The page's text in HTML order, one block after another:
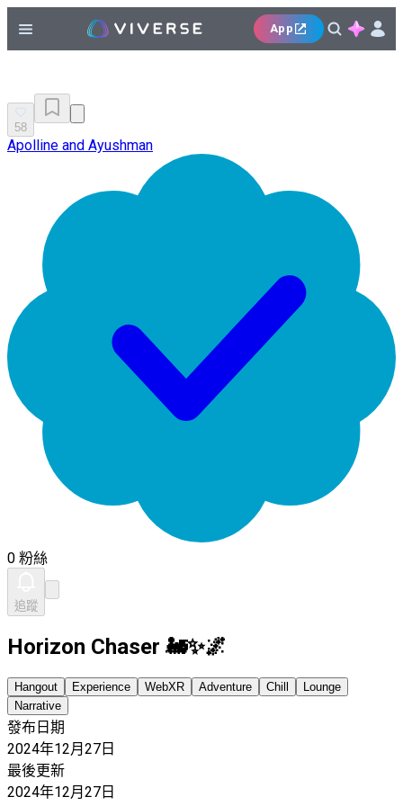
App
58
Apolline and Ayushman
0 粉絲
追蹤
Horizon Chaser 🚂✨🌌
Hangout Experience WebXR Adventure Chill
Lounge
Narrative
發布日期
2024年12月27日
最後更新
2024年12月27日